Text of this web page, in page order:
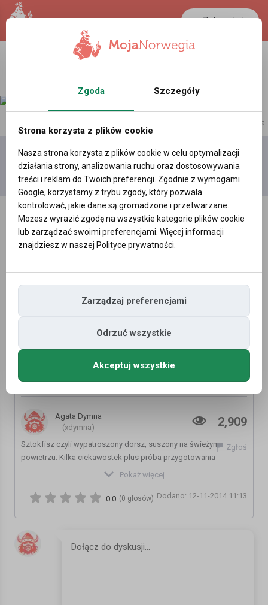
Zaloguj się
reklama
Dodaj
film
Moje
filmy
Wszystkie
Sztokfisz - suszona ryba, Norwegia |
Podróżne #67
Agata Dymna
(xdymna)
2,909
Zgłoś
Sztokfisz czyli wypatroszony dorsz, suszony na świeżym
powietrzu. Kilka ciekawostek plus próba przygotowania
Zaciekawiliśmy Cię? Podobał Ci się film? Wpadaj częściej. Kliknij,
add_user=Podrozne
Pokaż więcej
Dodano: 12-11-2014 11:13
(0 głosów)
0.0
Zgoda Szczegóły
Strona korzysta z plików cookie
Nasza strona korzysta z plików cookie w celu optymalizacji
działania strony, analizowania ruchu oraz dostosowywania
treści i reklam do Twoich preferencji. Zgodnie z wymogami
Google, korzystamy z trybu zgody, który pozwala
kontrolować, jakie dane są gromadzone i przetwarzane.
Możesz wyrazić zgodę na wszystkie kategorie plików cookie
lub zarządzać swoimi preferencjami. Więcej informacji
znajdziesz w naszej Polityce prywatności.
Zarządzaj preferencjami
Odrzuć wszystkie
Akceptuj wszystkie